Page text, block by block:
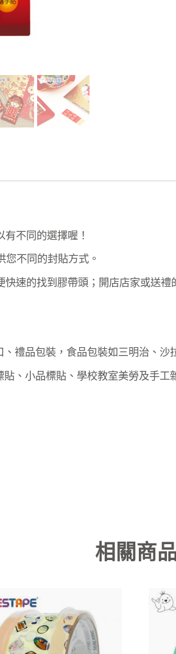
不同的選擇喔！
您不同的封貼方式。
速的找到膠帶頭；開店店家或送
禮品包裝，食品包裝如三明治、
、小品標貼、學校教室美勞及手工
相關商